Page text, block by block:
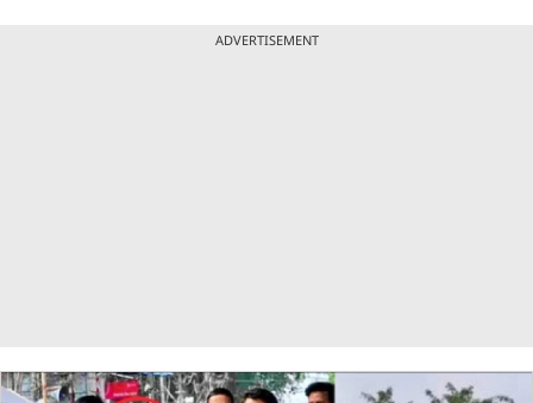
ADVERTISEMENT